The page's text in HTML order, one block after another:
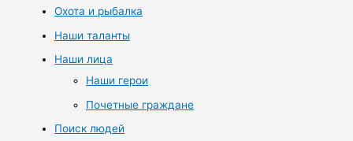
Охота и рыбалка
Наши таланты
Наши лица
Наши герои
Почетные граждане
Поиск людей